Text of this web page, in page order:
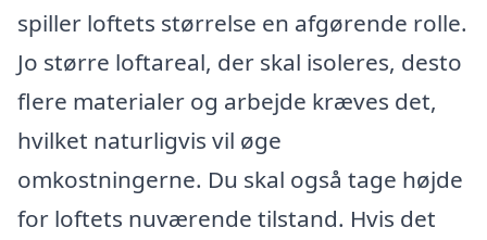
spiller loftets størrelse en afgørende rolle.
Jo større loftareal, der skal isoleres, desto
flere materialer og arbejde kræves det,
hvilket naturligvis vil øge
omkostningerne. Du skal også tage højde
for loftets nuværende tilstand. Hvis det